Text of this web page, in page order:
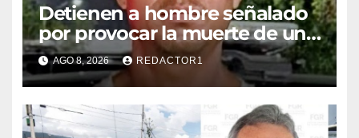
Detienen a hombre señalado
por provocar la muerte de un
adulto mayor
AGO 8, 2026 REDACTOR1